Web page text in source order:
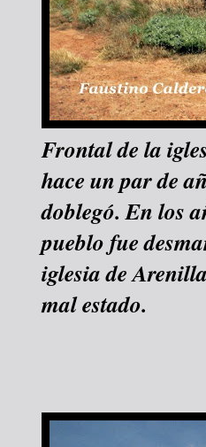
Frontal de la
hace un par de
doblegó. En los
pueblo fue
iglesia de
mal estado.